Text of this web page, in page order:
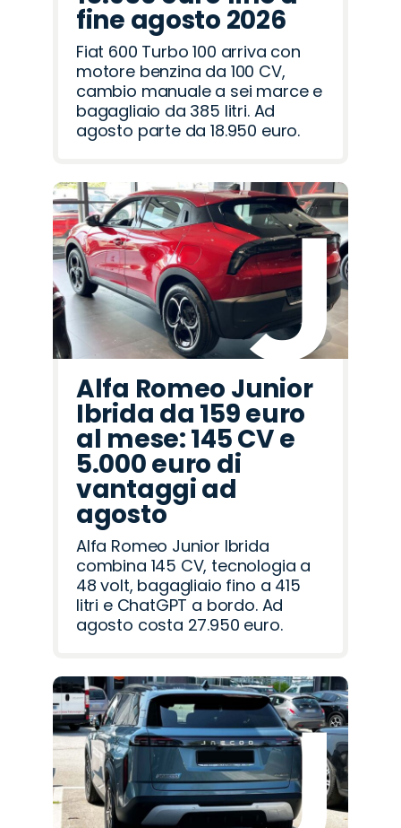
fine agosto 2026
Fiat 600 Turbo 100 arriva con
motore benzina da 100 CV,
cambio manuale a sei marce e
bagagliaio da 385 litri. Ad
agosto parte da 18.950 euro.
Alfa Romeo Junior
Ibrida da 159 euro
al mese: 145 CV e
5.000 euro di
vantaggi ad
agosto
Alfa Romeo Junior Ibrida
combina 145 CV, tecnologia a
48 volt, bagagliaio fino a 415
litri e ChatGPT a bordo. Ad
agosto costa 27.950 euro.